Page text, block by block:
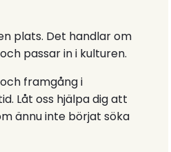
plats. Det handlar om
passar in i kulturen.
framgång i
Låt oss hjälpa dig att
ännu inte börjat söka